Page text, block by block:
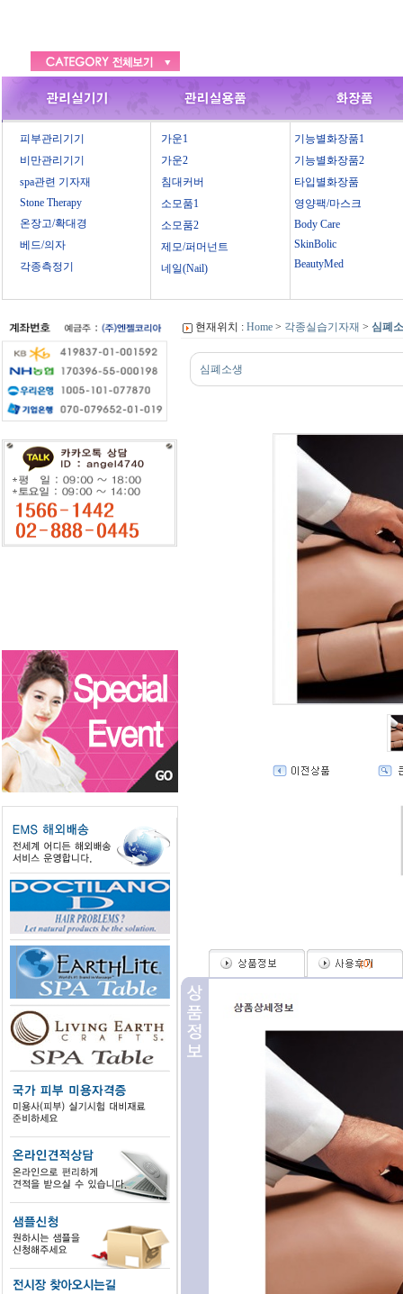
피부관리기기
비만관리기기
spa관련 기자재
Stone Therapy
온장고/확대경
베드/의자
각종측정기
가운1
가운2
침대커버
소모품1
소모품2
제모/퍼머넌트
네일(Nail)
기능별화장품1
기능별화장품2
타입별화장품
영양팩/마스크
Body Care
SkinBolic
BeautyMed
현재위치 : Home > 각종실습기자재 > 심폐
심폐소생
(0)